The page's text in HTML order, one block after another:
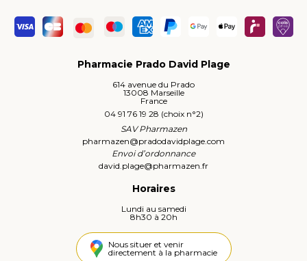
Pharmacie Prado David Plage
614 avenue du Prado
13008 Marseille
France
04 91 76 19 28 (choix n°2)
SAV Pharmazen
pharmazen@pradodavidplage.com
Envoi d’ordonnance
david.plage@pharmazen.fr
Horaires
Lundi au samedi
8h30 à 20h
Nous situer et venir
directement à la pharmacie